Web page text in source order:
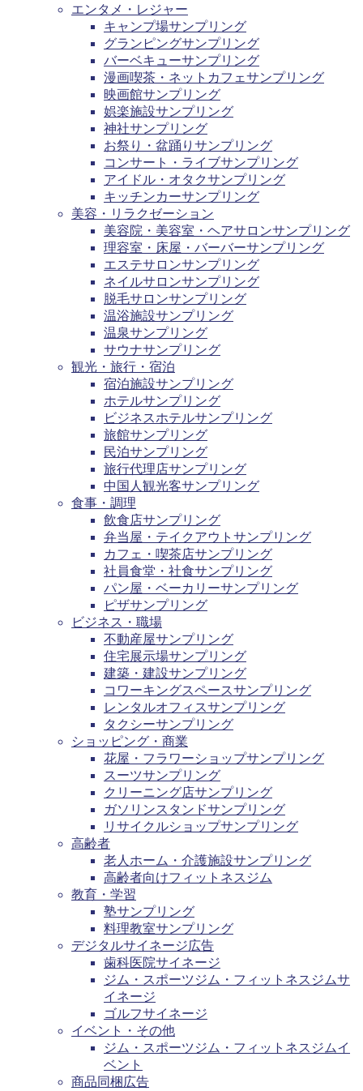
エンタメ・レジャー
キャンプ場サンプリング
グランピングサンプリング
バーベキューサンプリング
漫画喫茶・ネットカフェサンプリング
映画館サンプリング
娯楽施設サンプリング
神社サンプリング
お祭り・盆踊りサンプリング
コンサート・ライブサンプリング
アイドル・オタクサンプリング
キッチンカーサンプリング
美容・リラクゼーション
美容院・美容室・ヘアサロンサンプリング
理容室・床屋・バーバーサンプリング
エステサロンサンプリング
ネイルサロンサンプリング
脱毛サロンサンプリング
温浴施設サンプリング
温泉サンプリング
サウナサンプリング
観光・旅行・宿泊
宿泊施設サンプリング
ホテルサンプリング
ビジネスホテルサンプリング
旅館サンプリング
民泊サンプリング
旅行代理店サンプリング
中国人観光客サンプリング
食事・調理
飲食店サンプリング
弁当屋・テイクアウトサンプリング
カフェ・喫茶店サンプリング
社員食堂・社食サンプリング
パン屋・ベーカリーサンプリング
ピザサンプリング
ビジネス・職場
不動産屋サンプリング
住宅展示場サンプリング
建築・建設サンプリング
コワーキングスペースサンプリング
レンタルオフィスサンプリング
タクシーサンプリング
ショッピング・商業
花屋・フラワーショップサンプリング
スーツサンプリング
クリーニング店サンプリング
ガソリンスタンドサンプリング
リサイクルショップサンプリング
高齢者
老人ホーム・介護施設サンプリング
高齢者向けフィットネスジム
教育・学習
塾サンプリング
料理教室サンプリング
デジタルサイネージ広告
歯科医院サイネージ
ジム・スポーツジム・フィットネスジムサ
イネージ
ゴルフサイネージ
イベント・その他
ジム・スポーツジム・フィットネスジムイ
ベント
商品同梱広告